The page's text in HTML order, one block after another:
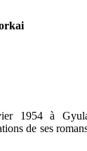
1954 à
de ses